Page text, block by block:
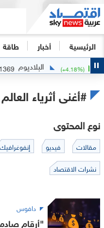
الرئيسية أخبار طاقة
(+4.18 %) البلاديوم 1369
15.5
#أغنى أثرياء العالم
نوع المحتوى
مقالات فيديو إنفوغرافيك
نشرات الاقتصاد
دافوس
"أرقام